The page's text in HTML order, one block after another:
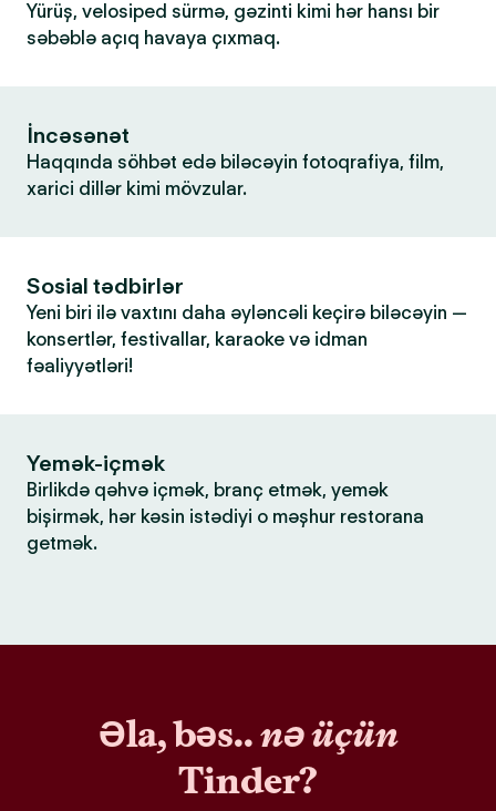
Yürüş, velosiped sürmə, gəzinti kimi hər hansı bir
səbəblə açıq havaya çıxmaq.
İncəsənət
Haqqında söhbət edə biləcəyin fotoqrafiya, film,
xarici dillər kimi mövzular.
Sosial tədbirlər
Yeni biri ilə vaxtını daha əyləncəli keçirə biləcəyin —
konsertlər, festivallar, karaoke və idman
fəaliyyətləri!
Yemək-içmək
Birlikdə qəhvə içmək, branç etmək, yemək
bişirmək, hər kəsin istədiyi o məşhur restorana
getmək.
Əla, bəs..nə üçün
Tinder?